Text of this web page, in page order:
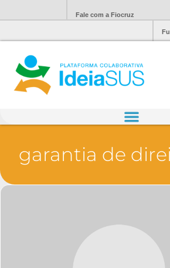
Fale com a Fiocruz
garantia de